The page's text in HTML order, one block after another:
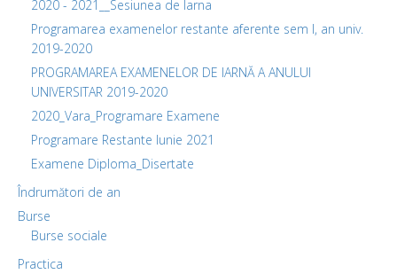
2020 - 2021__Sesiunea de Iarna
Programarea examenelor restante aferente sem I, an univ.
2019-2020
PROGRAMAREA EXAMENELOR DE IARNĂ A ANULUI
UNIVERSITAR 2019-2020
2020_Vara_Programare Examene
Programare Restante Iunie 2021
Examene Diploma_Disertate
Îndrumători de an
Burse
Burse sociale
Practica